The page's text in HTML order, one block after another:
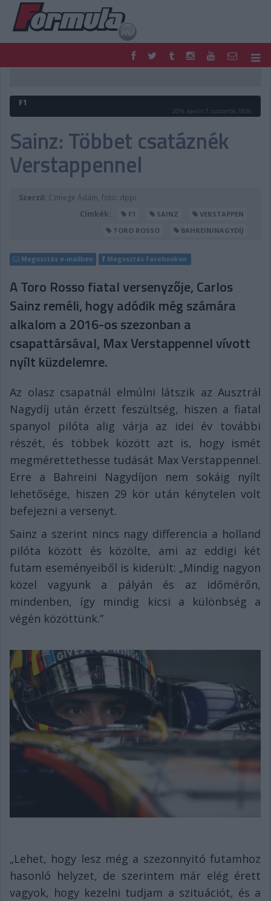
FORMULA
MOTOR
PODCAST
SHOP
LIVE
DIGITÁLIS MAGAZIN
F1
2016. április 7. csütörtök, 18:00
Sainz: Többet csatáznék
Verstappennel
Szerző: Czinege Ádám, fotó: dppi
Címkék:
F1 SAINZ
VERSTAPPEN
TORO ROSSO
BAHREININAGYDÍJ
Megosztás e-mailben Megosztás Facebookon
A Toro Rosso fiatal versenyzője, Carlos
Sainz reméli, hogy adódik még számára
alkalom a 2016-os szezonban a
csapattársával, Max Verstappennel vívott
nyílt küzdelemre.
Az olasz csapatnál elmúlni látszik az Ausztrál
Nagydíj után érzett feszültség, hiszen a fiatal
spanyol pilóta alig várja az idei év további
részét, és többek között azt is, hogy ismét
megmérettethesse tudását Max Verstappennel.
Erre a Bahreini Nagydíjon nem sokáig nyílt
lehetősége, hiszen 29 kör után kénytelen volt
befejezni a versenyt.
Sainz a szerint nincs nagy differencia a holland
pilóta között és közölte, ami az eddigi két
futam eseményeiből is kiderült: „Mindig nagyon
közel vagyunk a pályán és az időmérőn,
mindenben, így mindig kicsi a különbség a
végén közöttünk.”
„Lehet, hogy lesz még a szezonnyitó futamhoz
hasonló helyzet, de szerintem már elég érett
vagyok, hogy kezelni tudjam a szituációt, és a